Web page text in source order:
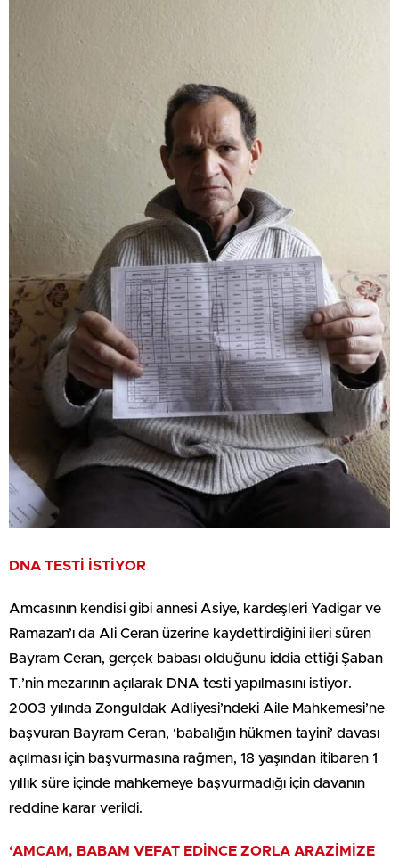
DNA TESTİ İSTİYOR
Amcasının kendisi gibi annesi Asiye, kardeşleri Yadigar ve
Ramazan’ı da Ali Ceran üzerine kaydettirdiğini ileri süren
Bayram Ceran, gerçek babası olduğunu iddia ettiği Şaban
T.’nin mezarının açılarak DNA testi yapılmasını istiyor.
2003 yılında Zonguldak Adliyesi’ndeki Aile Mahkemesi’ne
başvuran Bayram Ceran, ‘babalığın hükmen tayini’ davası
açılması için başvurmasına rağmen, 18 yaşından itibaren 1
yıllık süre içinde mahkemeye başvurmadığı için davanın
reddine karar verildi.
‘AMCAM, BABAM VEFAT EDİNCE ZORLA ARAZİMİZE